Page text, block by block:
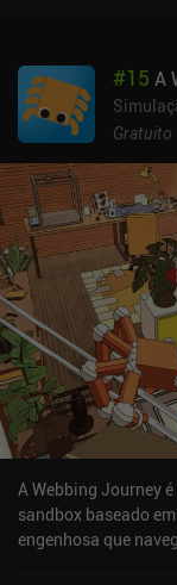
#15 A
Gratuito
A Webbing Journey
sandbox baseado
engenhosa que